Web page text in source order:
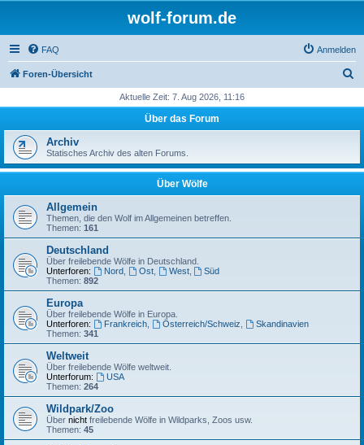
wolf-forum.de
FAQ Anmelden
Foren-Übersicht
h
Aktuelle Zeit: 7. Aug 2026, 11:16
Über das Forum
Archiv
Statisches Archiv des alten Forums.
Über Wölfe
Allgemein
Themen, die den Wolf im Allgemeinen betreffen.
Themen: 161
Deutschland
Über freilebende Wölfe in Deutschland.
Unterforen:
Nord, Ost, West,
Süd
Themen: 892
Europa
Über freilebende Wölfe in Europa.
Unterforen:
Frankreich, Österreich/Schweiz
Skandinavien
Themen: 341
Weltweit
Über freilebende Wölfe weltweit.
Unterforum:
USA
Themen: 264
Wildpark/Zoo
Über nicht freilebende Wölfe in Wildparks, Zoos usw.
Themen: 45